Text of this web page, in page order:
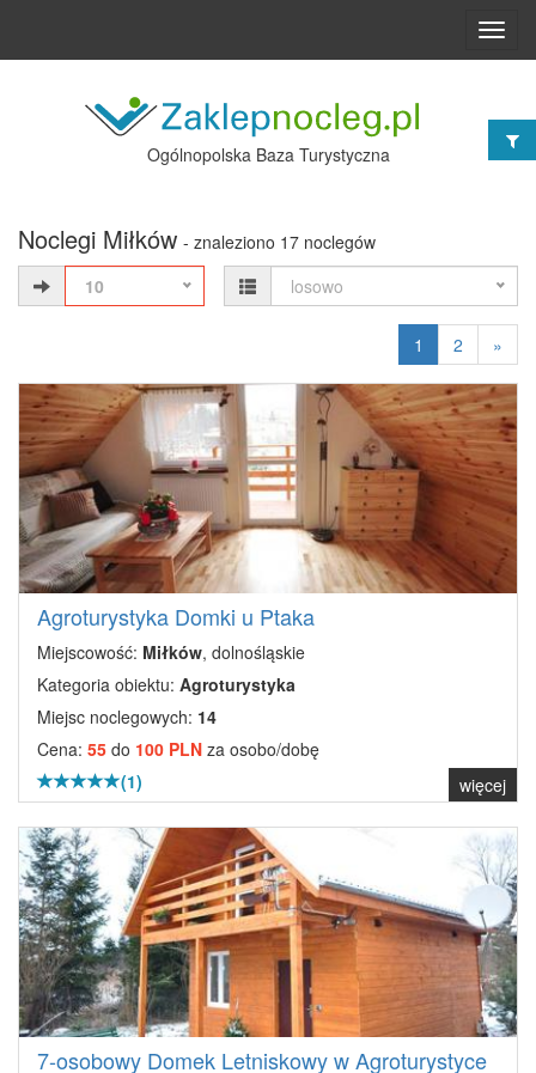
Ogólnopolska Baza Turystyczna
Noclegi Miłków - znaleziono 17 noclegów
10
losowo
1 2 »
Agroturystyka Domki u Ptaka
Miejscowość: Miłków, dolnośląskie
Kategoria obiektu: Agroturystyka
Miejsc noclegowych: 14
Cena: 55 do 100 PLN za osobo/dobę
(1)
więcej
7-osobowy Domek Letniskowy w Agroturystyce